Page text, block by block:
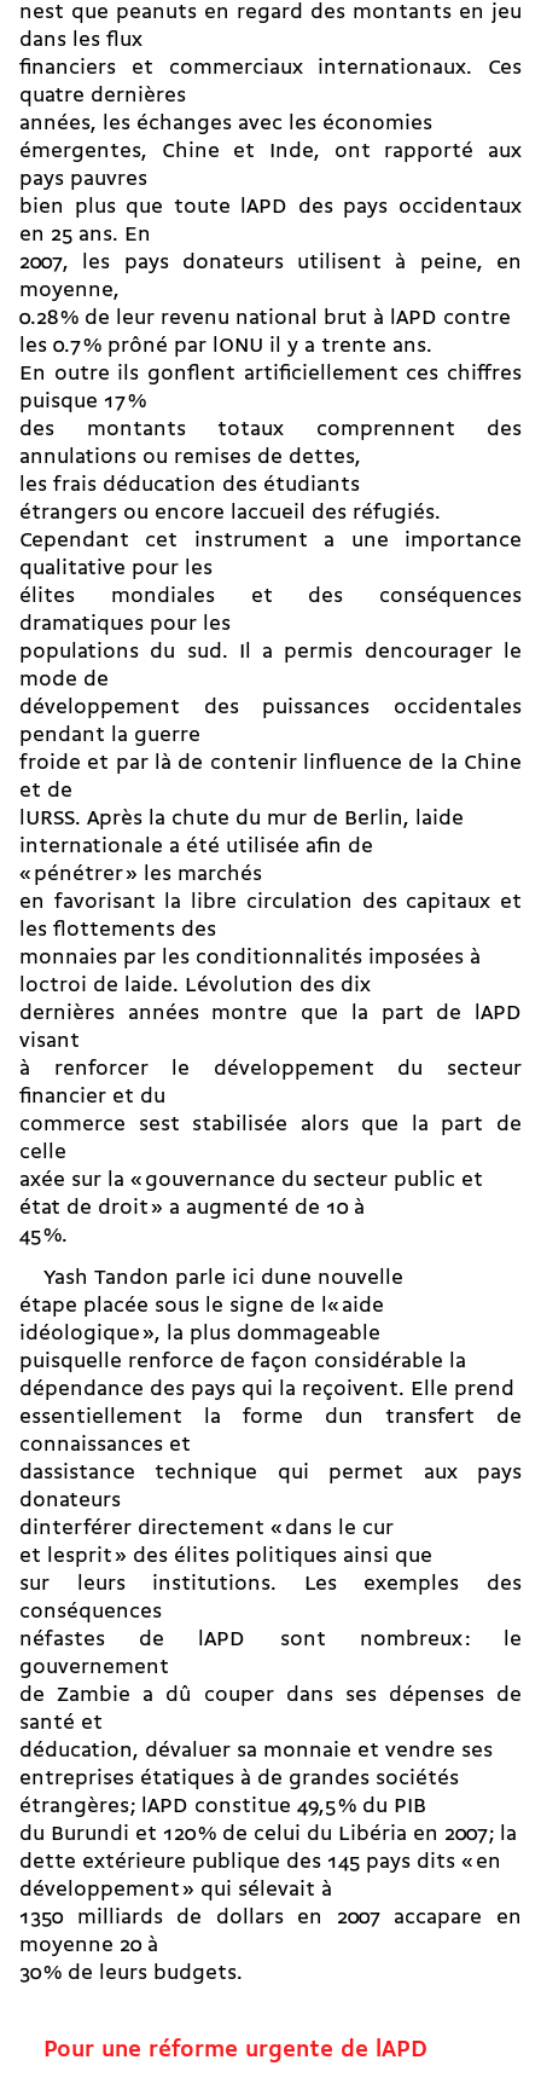
nest que peanuts en regard des montants en jeu
dans les flux
financiers et commerciaux internationaux. Ces
quatre dernières
années, les échanges avec les économies
émergentes, Chine et Inde, ont rapporté aux
pays pauvres
bien plus que toute lAPD des pays occidentaux
en 25 ans. En
2007, les pays donateurs utilisent à peine, en
moyenne,
0.28 % de leur revenu national brut à lAPD contre
les 0.7 % prôné par lONU il y a trente ans.
En outre ils gonflent artificiellement ces chiffres
puisque 17 %
des montants totaux comprennent des
annulations ou remises de dettes,
les frais déducation des étudiants
étrangers ou encore laccueil des réfugiés.
Cependant cet instrument a une importance
qualitative pour les
élites mondiales et des conséquences
dramatiques pour les
populations du sud. Il a permis dencourager le
mode de
développement des puissances occidentales
pendant la guerre
froide et par là de contenir linfluence de la Chine
et de
lURSS. Après la chute du mur de Berlin, laide
internationale a été utilisée afin de
« pénétrer » les marchés
en favorisant la libre circulation des capitaux et
les flottements des
monnaies par les conditionnalités imposées à
loctroi de laide. Lévolution des dix
dernières années montre que la part de lAPD
visant
à renforcer le développement du secteur
financier et du
commerce sest stabilisée alors que la part de
celle
axée sur la « gouvernance du secteur public et
état de droit » a augmenté de 10 à
45 %.
Yash Tandon parle ici dune nouvelle
étape placée sous le signe de l« aide
idéologique », la plus dommageable
puisquelle renforce de façon considérable la
dépendance des pays qui la reçoivent. Elle prend
essentiellement la forme dun transfert de
connaissances et
dassistance technique qui permet aux pays
donateurs
dinterférer directement « dans le cur
et lesprit » des élites politiques ainsi que
sur leurs institutions. Les exemples des
conséquences
néfastes de lAPD sont nombreux : le
gouvernement
de Zambie a dû couper dans ses dépenses de
santé et
déducation, dévaluer sa monnaie et vendre ses
entreprises étatiques à de grandes sociétés
étrangères ; lAPD constitue 49,5 % du PIB
du Burundi et 120 % de celui du Libéria en 2007 ; la
dette extérieure publique des 145 pays dits « en
développement » qui sélevait à
1350 milliards de dollars en 2007 accapare en
moyenne 20 à
30 % de leurs budgets.
Pour une réforme urgente de lAPD